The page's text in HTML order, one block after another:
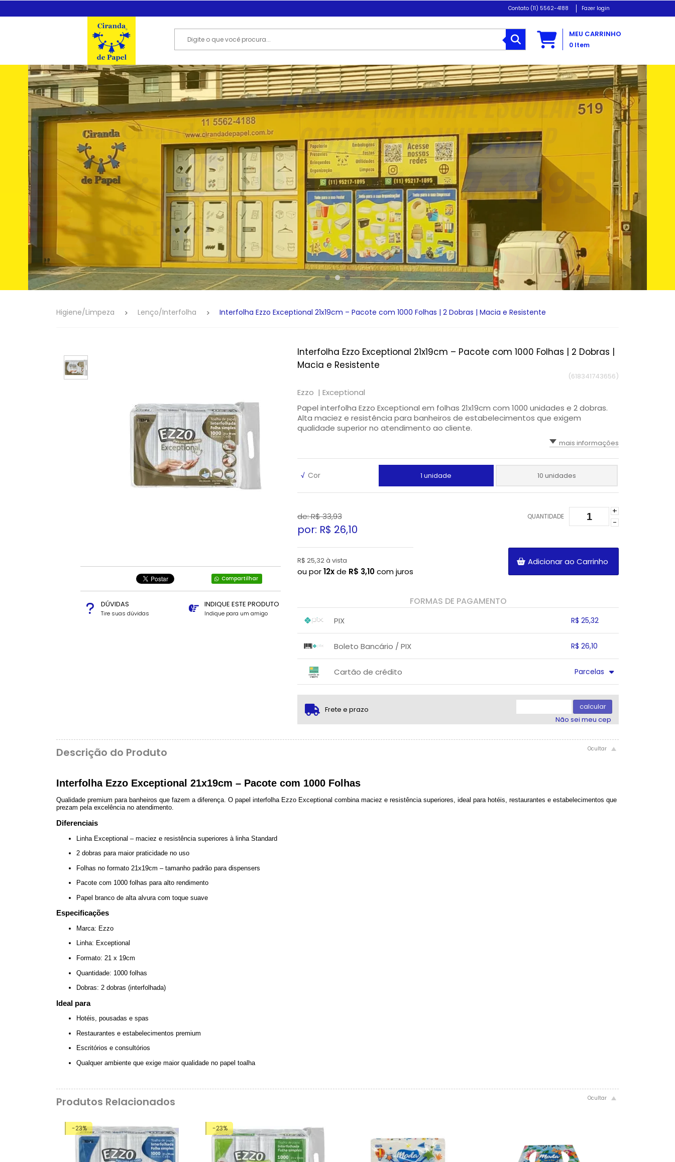
(11) 5562-4188 Fazer login
MEU CARRINHO
0 Item
Higiene/Limpeza Lenço/Interfolha Interfolha Ezzo Exceptional 21x19cm – Pacote com 1000 Folhas | 2 Dobras | Macia e Resistente
Compartilhar
DÚVIDAS
Tire suas dúvidas
INDIQUE ESTE PRODUTO
Indique para um amigo
Interfolha Ezzo Exceptional 21x19cm – Pacote com 1000 Folhas | 2 Dobras |
Macia e Resistente
(618341743656)
Ezzo | Exceptional
Papel interfolha Ezzo Exceptional em folhas 21x19cm com 1000 unidades e 2 dobras.
Alta maciez e resistência para banheiros de estabelecimentos que exigem
qualidade superior no atendimento ao cliente.
mais informações
√ Cor 1 unidade 10 unidades
de: R$33,93
por: R$ 26,10
R$ 25,32 à vista
ou por12xde R$ 3,10com juros
QUANTIDADE
+
-
Adicionar ao Carrinho
FORMAS DE PAGAMENTO
PIX
R$ 25,32
....
Boleto Bancário / PIX
R$ 26,10
Cartão de crédito
Parcelas
3x com juros de R$ 9,51
10x com juros de R$ 3,51
11x com juros de R$ 3,28
Frete e prazo
calcular
Não sei meu cep
Descrição do Produto
Interfolha Ezzo Exceptional 21x19cm – Pacote com 1000 Folhas
Qualidade premium para banheiros que fazem a diferença. O papel interfolha Ezzo Exceptional combina maciez e resistência superiores, ideal para hotéis, restaurantes e estabelecimentos que
prezam pela excelência no atendimento.
Diferenciais
Linha Exceptional – maciez e resistência superiores à linha Standard
2 dobras para maior praticidade no uso
Folhas no formato 21x19cm – tamanho padrão para dispensers
Pacote com 1000 folhas para alto rendimento
Papel branco de alta alvura com toque suave
Especificações
Marca: Ezzo
Linha: Exceptional
Formato: 21 x 19cm
Quantidade: 1000 folhas
Dobras: 2 dobras (interfolhada)
Ideal para
Hotéis, pousadas e spas
Restaurantes e estabelecimentos premium
Escritórios e consultórios
Qualquer ambiente que exige maior qualidade no papel toalha
Produtos Relacionados
-23% -23%